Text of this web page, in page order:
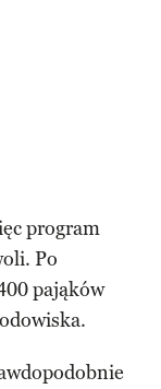
program
Po
pająków